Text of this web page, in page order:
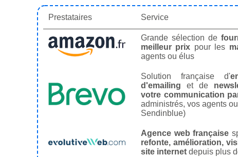
Prestataires Service
Grande sélection de
meilleur prix pour les
agents ou élus
Solution française d'
d'emailing et de
votre communication
administrés, vos agents
Sendinblue)
Agence web française
refonte, amélioration,
site internet depuis plus